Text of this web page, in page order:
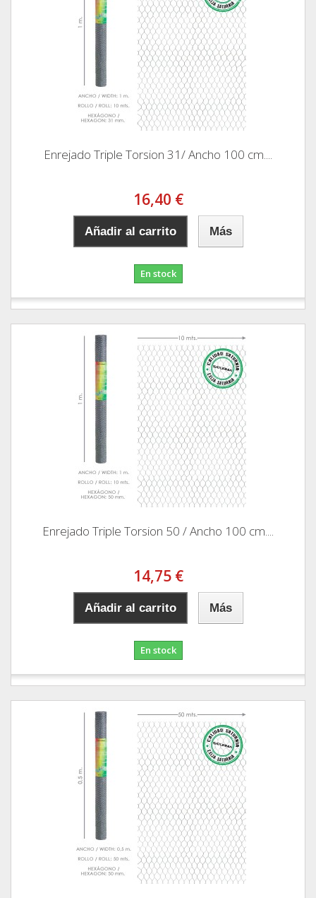
Enrejado Triple Torsion 31/ Ancho 100 cm....
16,40 €
Añadir al carrito Más
En stock
Enrejado Triple Torsion 50 / Ancho 100 cm....
14,75 €
Añadir al carrito Más
En stock